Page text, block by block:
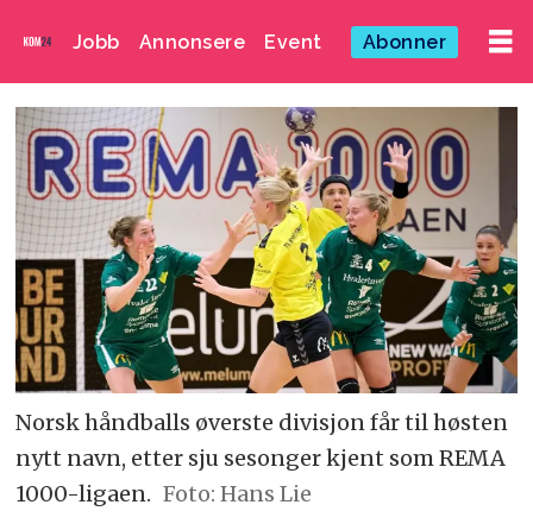
Jobb Annonsere Event Abonner
Norsk håndballs øverste divisjon får til høsten
nytt navn, etter sju sesonger kjent som REMA
1000-ligaen. Foto: Hans Lie